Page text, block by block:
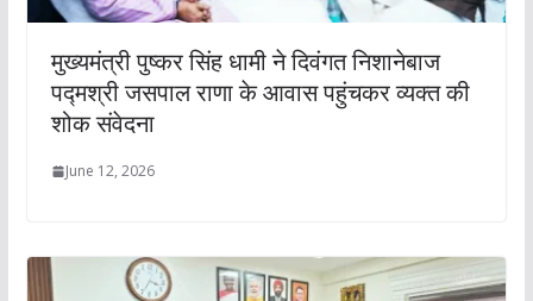
मुख्यमंत्री पुष्कर सिंह धामी ने दिवंगत निशानेबाज
पद्मश्री जसपाल राणा के आवास पहुंचकर व्यक्त की
शोक संवेदना
June 12, 2026